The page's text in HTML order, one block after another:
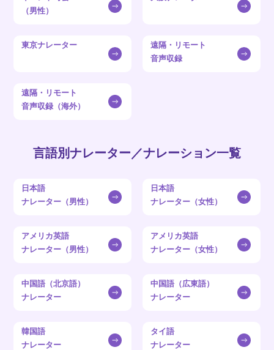
（男性）
東京ナレーター
遠隔・リモート
音声収録
遠隔・リモート
音声収録（海外）
言語別ナレーター／ナレーション一覧
日本語
ナレーター（男性）
日本語
ナレーター（女性）
アメリカ英語
ナレーター（男性）
アメリカ英語
ナレーター（女性）
中国語（北京語）
ナレーター
中国語（広東語）
ナレーター
韓国語
ナレーター
タイ語
ナレーター